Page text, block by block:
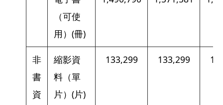
（可使
用）(冊)
非
書
資
縮影資
料（單
片）(片)
133,299 133,299